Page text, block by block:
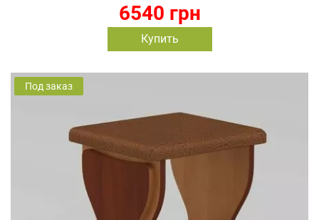
6540 грн
Купить
Под заказ